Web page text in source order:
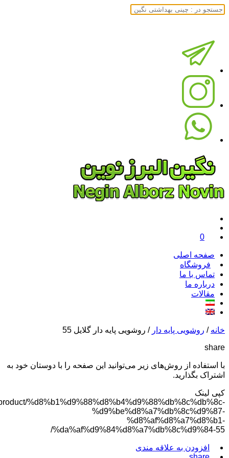
0
صفحه اصلی
فروشگاه
تماس با ما
درباره ما
مقالات
خانه / روشویی پایه دار / روشویی پایه دار گلایل 55
share
با استفاده از روش‌های زیر می‌توانید این صفحه را با دوستان خود به
اشتراک بگذارید.
کپی لینک
%d8%b1%d9%88%d8%b4%d9%88%db%8c%db%8c-
%d9%be%d8%a7%db%8c%d9%87-
%d8%af%d8%a7%d8%b1-
%da%af%d9%84%d8%a7%db%8c%d9%84-55/
افزودن به علاقه مندی